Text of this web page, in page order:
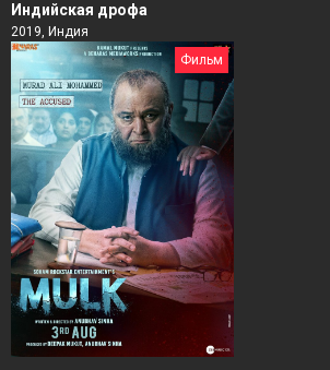
Индийская дрофа
2019, Индия
Фильм